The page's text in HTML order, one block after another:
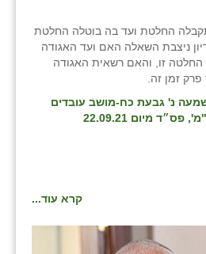
כ3 שנים, התקבלה החלטת ועד בה בוטלה החלטת
ניצבת השאלה האם ועד האגודה
זו, והאם רשאית האגודה
זמן זה.
(מרכז) 924-11-20 שמעה נ' גבעת כח-מושב עובדים
מיום 22.09.21
קרא עוד...